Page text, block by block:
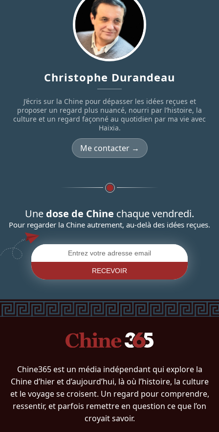
Christophe Durandeau
J’écris sur la Chine pour dépasser les idées reçues et
proposer un regard plus nuancé, nourri par l’histoire, la
culture et un regard façonné au quotidien par ma vie avec
Haixia.
Me contacter →
Une dose de Chine chaque vendredi.
Pour regarder la Chine autrement, au-delà des idées reçues.
RECEVOIR
Chine365 est un média indépendant qui explore la
Chine d’hier et d’aujourd’hui, là où l’histoire, la culture
et le voyage se croisent. Un regard pour comprendre,
ressentir, et parfois remettre en question ce que l’on
croyait savoir.